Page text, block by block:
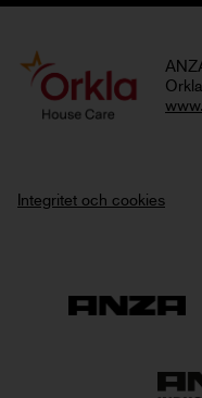
Integritet och cookies